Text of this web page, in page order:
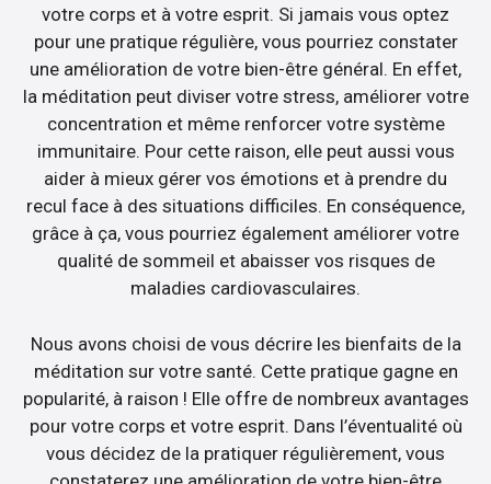
votre corps et à votre esprit. Si jamais vous optez
pour une pratique régulière, vous pourriez constater
une amélioration de votre bien-être général. En effet,
la méditation peut diviser votre stress, améliorer votre
concentration et même renforcer votre système
immunitaire. Pour cette raison, elle peut aussi vous
aider à mieux gérer vos émotions et à prendre du
recul face à des situations difficiles. En conséquence,
grâce à ça, vous pourriez également améliorer votre
qualité de sommeil et abaisser vos risques de
maladies cardiovasculaires.
Nous avons choisi de vous décrire les bienfaits de la
méditation sur votre santé. Cette pratique gagne en
popularité, à raison ! Elle offre de nombreux avantages
pour votre corps et votre esprit. Dans l’éventualité où
vous décidez de la pratiquer régulièrement, vous